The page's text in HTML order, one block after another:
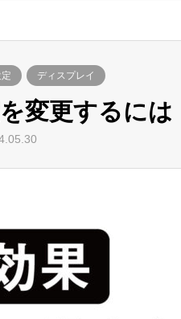
ディスプレイ
変更するには